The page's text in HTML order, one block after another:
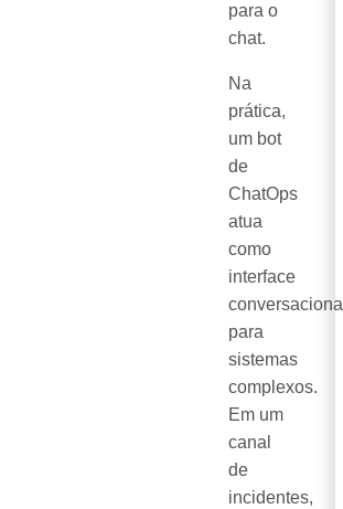
para o
chat.
Na
prática,
um bot
de
ChatOps
atua
como
interface
conversacional
para
sistemas
complexos.
Em um
canal
de
incidentes,